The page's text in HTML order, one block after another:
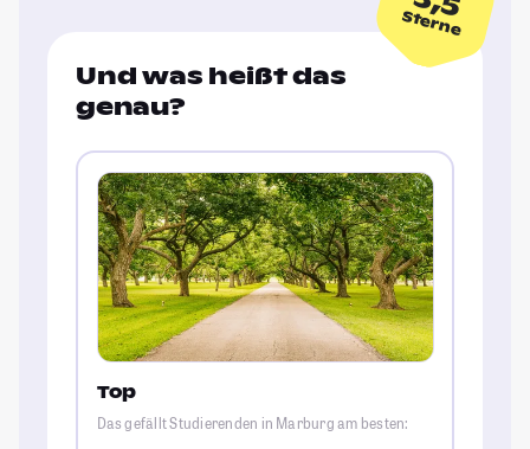
Sterne
Und was heißt das
genau?
Top
Das gefällt Studierenden in Marburg am besten: